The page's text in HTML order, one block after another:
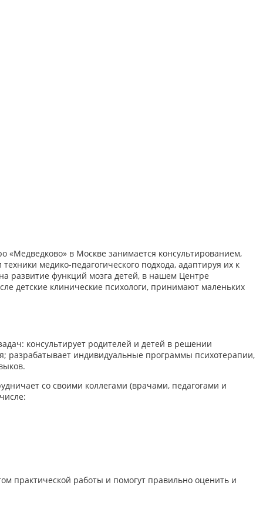
«Медведково» в Москве занимается консультированием,
медико-педагогического подхода, адаптируя их к
развитие функций мозга детей, в нашем Центре
детские клинические психологи, принимают маленьких
консультирует родителей и детей в решении
разрабатывает индивидуальные программы психотерапии,
со своими коллегами (врачами, педагогами и
практической работы и помогут правильно оценить и